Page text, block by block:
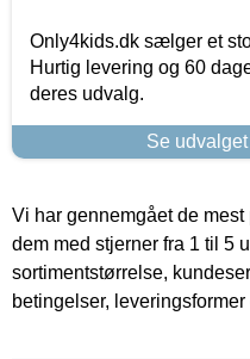
Only4kids.dk sælger et
Hurtig levering og 60
deres udvalg.
Se
Vi har gennemgået de
dem med stjerner fra 1 til 5
sortimentstørrelse,
betingelser,